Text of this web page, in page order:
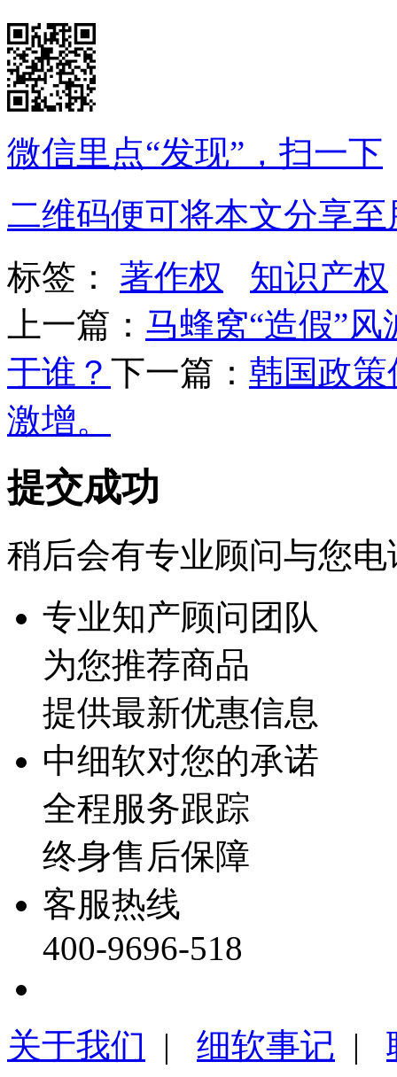
微信里点“发现”，扫一下
二维码便可将本文分享
标签：
著作权
知识产权
上一篇： 马蜂窝“造假”
于谁？ 下一篇： 韩国政策
激增。
提交成功
稍后会有专业顾问与您
专业知产顾问团队
为您推荐商品
提供最新优惠信息
中细软对您的承诺
全程服务跟踪
终身售后保障
客服热线
400-9696-518
关于我们 | 细软事记 |